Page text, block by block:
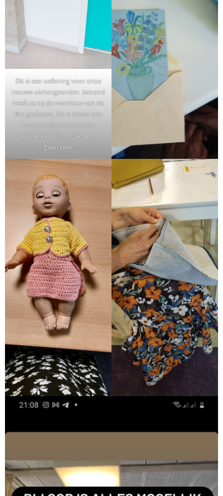
Dit is een oefening voor onze
nieuwe uithangborden. Iemand
heeft ze bij de voordeur van de
flat geplaatst. Dit is alvast een
voorproefje voor hoe de
nieuwe aanwijsborden eruit
gaan zien.